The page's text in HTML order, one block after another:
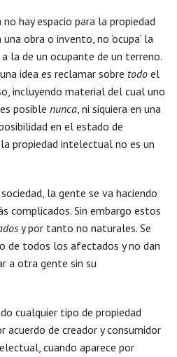
hay espacio para la propiedad
obra o invento, no ‘ocupa’ la
la de un ocupante de un terreno.
idea es reclamar sobre todo el
incluyendo material del cual uno
posible nunca, ni siquiera en una
en el estado de
propiedad intelectual no es un
la gente se va haciendo
complicados. Sin embargo estos
y por tanto no naturales. Se
de todos los afectados y no dan
a otra gente sin su
cualquier tipo de propiedad
acuerdo de creador y consumidor
cuando aparece por